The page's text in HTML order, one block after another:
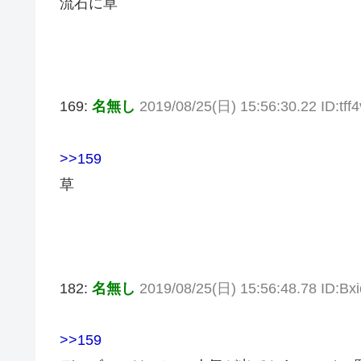
169: 名無し 2019/08/25(日) 15:56:30.22
>>159
草
182: 名無し 2019/08/25(日) 15:56:48.78
>>159